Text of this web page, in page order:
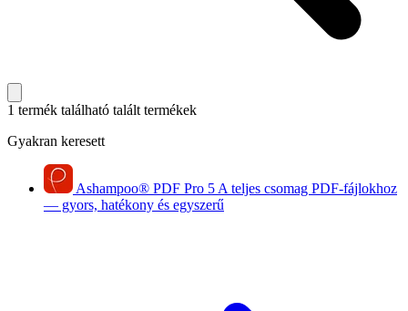
1 termék található talált termékek
Gyakran keresett
Ashampoo® PDF Pro 5 A teljes csomag PDF-fájlokhoz
— gyors, hatékony és egyszerű